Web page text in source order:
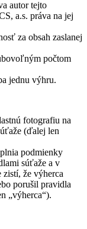
autor tejto
a.s. práva na jej
za obsah zaslanej
počtom
jednu výhru.
fotografiu na
(ďalej len
podmienky
súťaže a v
že výherca
porušil pravidla
„výherca“).